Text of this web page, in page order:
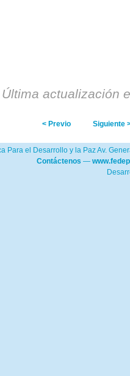
Última actualización
< Previo Siguiente
Para el Desarrollo y la Paz Av.
Contáctenos —